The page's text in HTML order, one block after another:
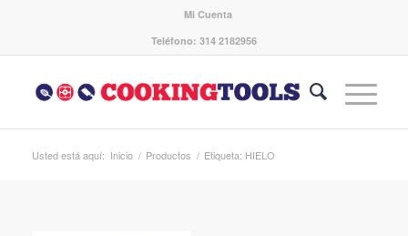
Mi Cuenta
Teléfono: 314 2182956
Usted está aquí: Inicio / Productos / Etiqueta: HIELO